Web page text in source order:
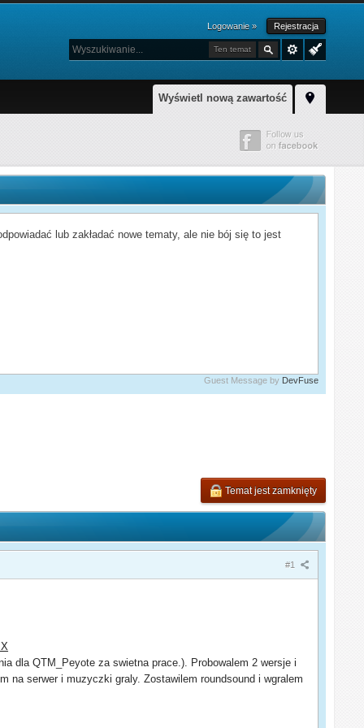
Logowanie » Rejestracja
Ten temat
Wyświetl nową zawartość
lub zakładać nowe tematy, ale nie bój się to jest
Guest Message by DevFuse
Temat jest zamknięty
#1
dla QTM_Peyote za swietna prace.). Probowalem 2 wersje i
na serwer i muzyczki graly. Zostawilem roundsound i wgralem